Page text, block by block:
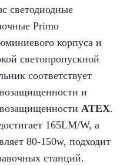
светодиодные
Primo
корпуса и
светопропускной
соответствует
и
ATEX.
165LM/W, а
80-150w, подходит
станций.